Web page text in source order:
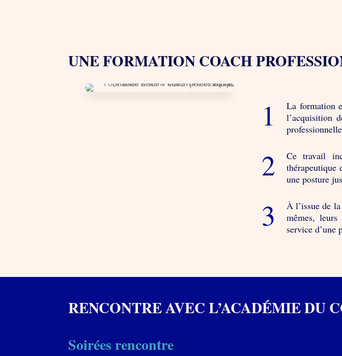
UNE FORMATION COACH
La formation
l’acquisition
professionnelle
Ce travail
thérapeutique
une posture
À l’issue de
mêmes,
service d’une
RENCONTRE AVEC L’ACADÉMIE DU
Soirées rencontre